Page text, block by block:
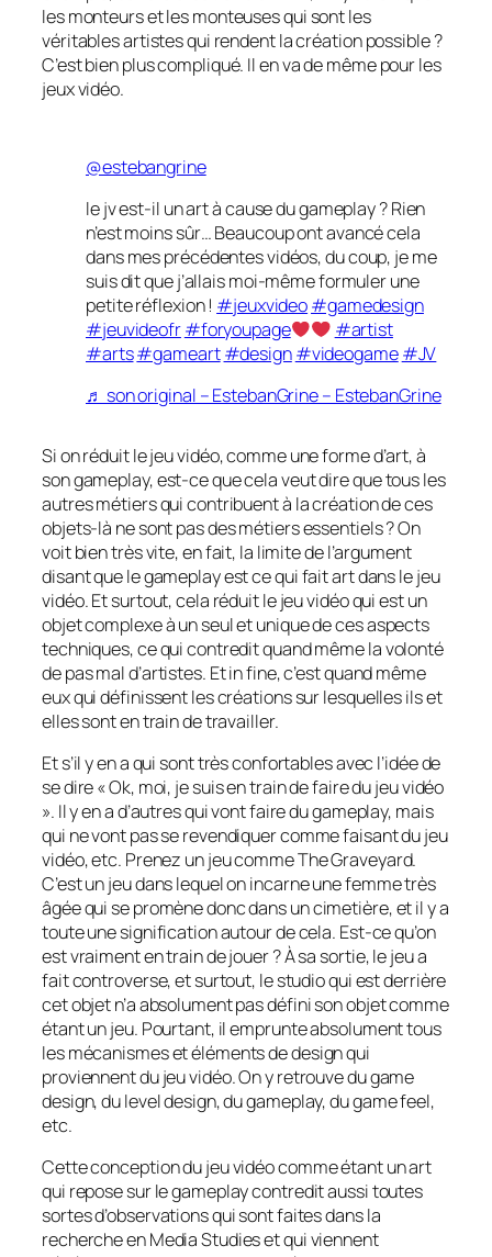
les monteurs et les monteuses qui sont les
véritables artistes qui rendent la création possible ?
C’est bien plus compliqué. Il en va de même pour les
jeux vidéo.
@estebangrine
le jv est-il un art à cause du gameplay ? Rien
n’est moins sûr… Beaucoup ont avancé cela
dans mes précédentes vidéos, du coup, je me
suis dit que j’allais moi-même formuler une
petite réflexion ! #jeuxvideo#gamedesign
#jeuvideofr#foryoupage
#artist
#arts#gameart#design#videogame#JV
♬ son original – EstebanGrine – EstebanGrine
Si on réduit le jeu vidéo, comme une forme d’art, à
son gameplay, est-ce que cela veut dire que tous les
autres métiers qui contribuent à la création de ces
objets-là ne sont pas des métiers essentiels ? On
voit bien très vite, en fait, la limite de l’argument
disant que le gameplay est ce qui fait art dans le jeu
vidéo. Et surtout, cela réduit le jeu vidéo qui est un
objet complexe à un seul et unique de ces aspects
techniques, ce qui contredit quand même la volonté
de pas mal d’artistes. Et in fine, c’est quand même
eux qui définissent les créations sur lesquelles ils et
elles sont en train de travailler.
Et s’il y en a qui sont très confortables avec l’idée de
se dire « Ok, moi, je suis en train de faire du jeu vidéo
». Il y en a d’autres qui vont faire du gameplay, mais
qui ne vont pas se revendiquer comme faisant du jeu
vidéo, etc. Prenez un jeu comme The Graveyard.
C’est un jeu dans lequel on incarne une femme très
âgée qui se promène donc dans un cimetière, et il y a
toute une signification autour de cela. Est-ce qu’on
est vraiment en train de jouer ? À sa sortie, le jeu a
fait controverse, et surtout, le studio qui est derrière
cet objet n’a absolument pas défini son objet comme
étant un jeu. Pourtant, il emprunte absolument tous
les mécanismes et éléments de design qui
proviennent du jeu vidéo. On y retrouve du game
design, du level design, du gameplay, du game feel,
etc.
Cette conception du jeu vidéo comme étant un art
qui repose sur le gameplay contredit aussi toutes
sortes d’observations qui sont faites dans la
recherche en Media Studies et qui viennent